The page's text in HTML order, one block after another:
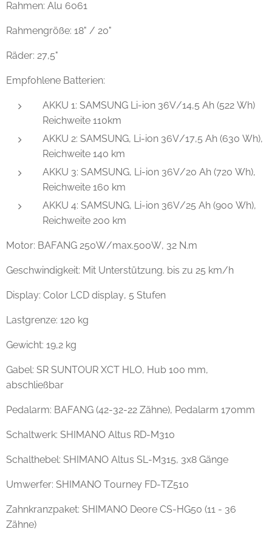
Rahmen: Alu 6061
Rahmengröße: 18" / 20"
Räder: 27,5"
Empfohlene Batterien:
AKKU 1: SAMSUNG Li-ion 36V/14,5 Ah (522 Wh)
Reichweite 110km
AKKU 2: SAMSUNG, Li-ion 36V/17,5 Ah (630 Wh),
Reichweite 140 km
AKKU 3: SAMSUNG, Li-ion 36V/20 Ah (720 Wh),
Reichweite 160 km
AKKU 4: SAMSUNG, Li-ion 36V/25 Ah (900 Wh),
Reichweite 200 km
Motor: BAFANG 250W/max.500W, 32 N.m
Geschwindigkeit: Mit Unterstützung. bis zu 25 km/h
Display: Color LCD display, 5 Stufen
Lastgrenze: 120 kg
Gewicht: 19,2 kg
Gabel: SR SUNTOUR XCT HLO, Hub 100 mm,
abschließbar
Pedalarm: BAFANG (42-32-22 Zähne), Pedalarm 170mm
Schaltwerk: SHIMANO Altus RD-M310
Schalthebel: SHIMANO Altus SL-M315, 3x8 Gänge
Umwerfer: SHIMANO Tourney FD-TZ510
Zahnkranzpaket: SHIMANO Deore CS-HG50 (11 - 36
Zähne)